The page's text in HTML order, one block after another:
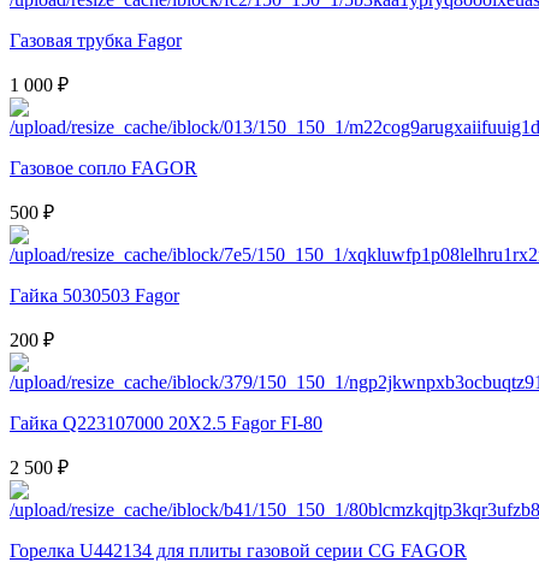
Газовая трубка Fagor
1 000 ₽
Газовое сопло FAGOR
500 ₽
Гайка 5030503 Fagor
200 ₽
Гайка Q223107000 20X2.5 Fagor FI-80
2 500 ₽
Горелка U442134 для плиты газовой серии CG FAGOR